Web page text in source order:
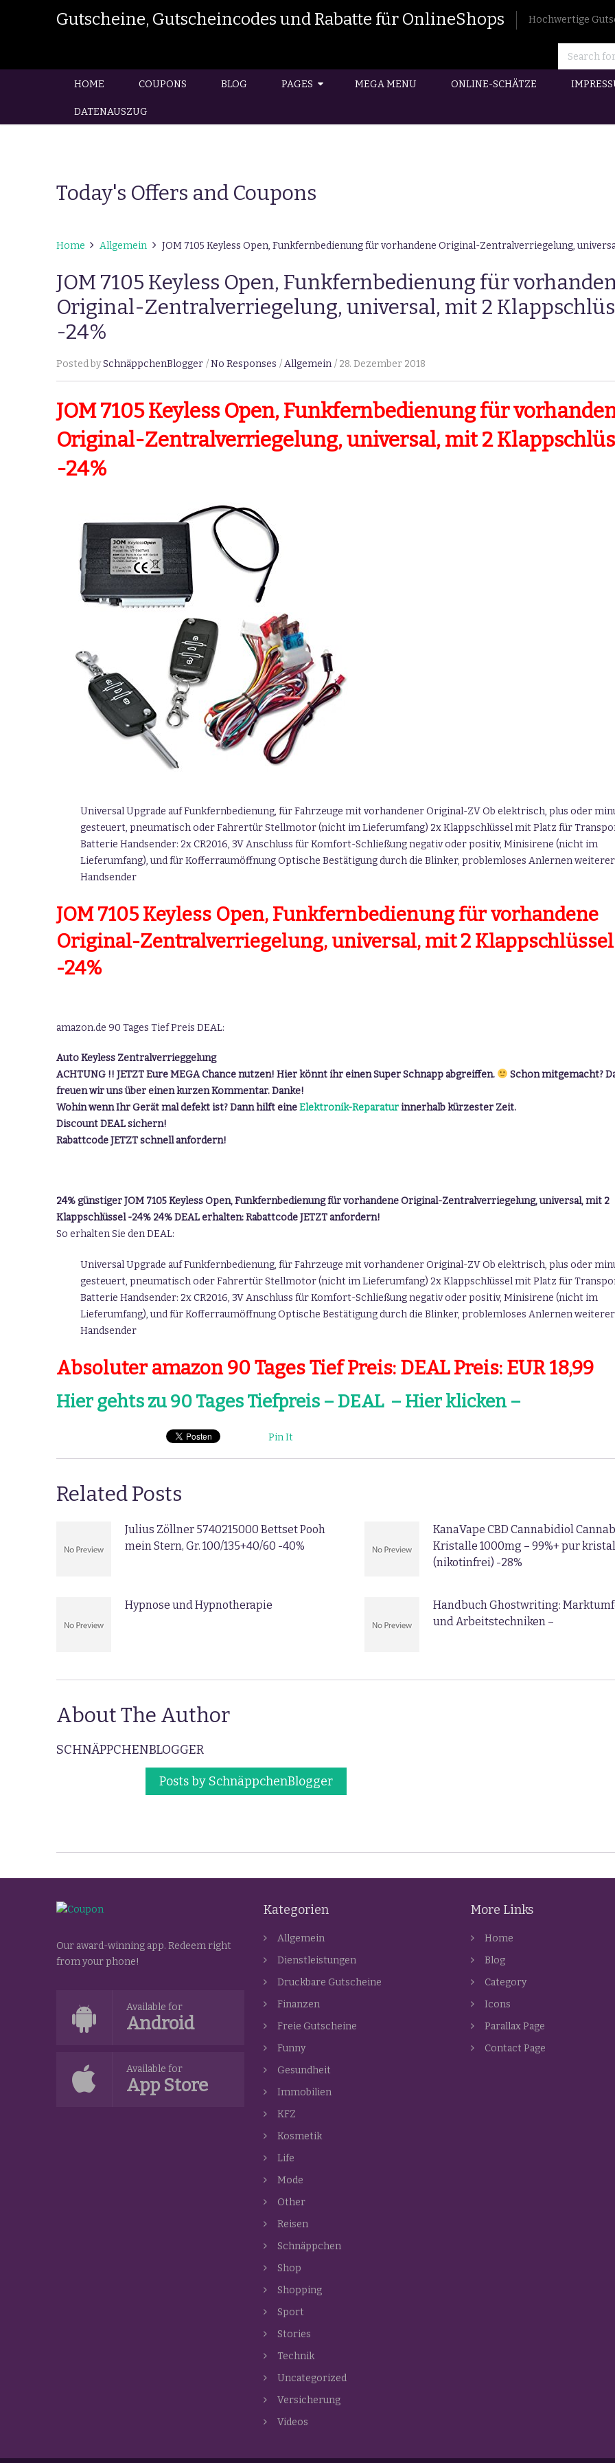
Gutscheine, Gutscheincodes und Rabatte für OnlineShops Hochwertige
HOME COUPONS BLOG PAGES MEGA MENU ONLINE-SCHÄTZE
DATENAUSZUG
Today's Offers and Coupons
Home Allgemein JOM 7105 Keyless Open, Funkfernbedienung für vorhandene Original-Zentralverriegelung,
JOM 7105 Keyless Open, Funkfernbedienung für
Original-Zentralverriegelung, universal, mit 2
-24%
Posted bySchnäppchenBlogger No Responses Allgemein 28. Dezember 2018
JOM 7105 Keyless Open, Funkfernbedienung für
Original-Zentralverriegelung, universal, mit 2
-24%
Universal Upgrade auf Funkfernbedienung, für Fahrzeuge mit vorhandener Original-ZV Ob elektrisch, plus oder
gesteuert, pneumatisch oder Fahrertür Stellmotor (nicht im Lieferumfang) 2x Klappschlüssel mit Platz für
Batterie Handsender: 2x CR2016, 3V Anschluss für Komfort-Schließung negativ oder positiv, Minisirene (nicht im
Lieferumfang), und für Kofferraumöffnung Optische Bestätigung durch die Blinker, problemloses Anlernen weiterer
Handsender
JOM 7105 Keyless Open, Funkfernbedienung für vorhandene
Original-Zentralverriegelung, universal, mit 2 Klappschlüssel
-24%
amazon.de 90 Tages Tief Preis DEAL:
Auto Keyless Zentralverrieggelung
ACHTUNG !! JETZT Eure MEGA Chance nutzen! Hier könnt ihr einen Super Schnapp abgreiffen.
Schon mitgemacht?
freuen wir uns über einen kurzen Kommentar. Danke!
Wohin wenn Ihr Gerät mal defekt ist? Dann hilft eineElektronik-Reparatur innerhalb kürzester Zeit.
Discount DEAL sichern!
Rabattcode JETZT schnell anfordern!
24% günstiger JOM 7105 Keyless Open, Funkfernbedienung für vorhandene Original-Zentralverriegelung, universal, mit 2
Klappschlüssel -24% 24% DEAL erhalten: Rabattcode JETZT anfordern!
So erhalten Sie den DEAL:
Universal Upgrade auf Funkfernbedienung, für Fahrzeuge mit vorhandener Original-ZV Ob elektrisch, plus oder
gesteuert, pneumatisch oder Fahrertür Stellmotor (nicht im Lieferumfang) 2x Klappschlüssel mit Platz für
Batterie Handsender: 2x CR2016, 3V Anschluss für Komfort-Schließung negativ oder positiv, Minisirene (nicht im
Lieferumfang), und für Kofferraumöffnung Optische Bestätigung durch die Blinker, problemloses Anlernen weiterer
Handsender
Absoluter amazon 90 Tages Tief Preis: DEAL Preis: EUR 18,99
Hier gehts zu 90 Tages Tiefpreis – DEAL – Hier klicken –
Pin It
Related Posts
Julius Zöllner 5740215000 Bettset Pooh
mein Stern, Gr. 100/135+40/60 -40%
KanaVape CBD Cannabidiol
Kristalle 1000mg – 99%+ pur
(nikotinfrei) -28%
Hypnose und Hypnotherapie
Handbuch Ghostwriting:
und Arbeitstechniken –
About The Author
SCHNÄPPCHENBLOGGER
Posts by SchnäppchenBlogger
Our award-winning app. Redeem right
from your phone!
Available for
Android
Available for
App Store
Kategorien
Allgemein
Dienstleistungen
Druckbare Gutscheine
Finanzen
Freie Gutscheine
Funny
Gesundheit
Immobilien
KFZ
Kosmetik
Life
Mode
Other
Reisen
Schnäppchen
Shop
Shopping
Sport
Stories
Technik
Uncategorized
Versicherung
Videos
More Links
Home
Blog
Category
Icons
Parallax Page
Contact Page